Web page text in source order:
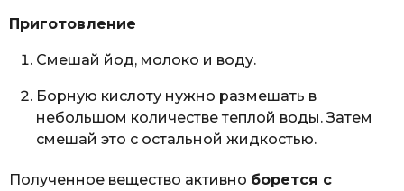
Приготовление
Смешай йод, молоко и воду.
Борную кислоту нужно размешать в
небольшом количестве теплой воды. Затем
смешай это с остальной жидкостью.
Полученное вещество активно борется с